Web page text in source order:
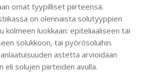
omat tyypilliset piirteensä.
on olennaista solutyyppien
kolmeen luokkaan: epiteliaaliseen tai
solukkoon, tai pyörösoluihin.
astetta arvioidaan
eli solujen piirteiden avulla.